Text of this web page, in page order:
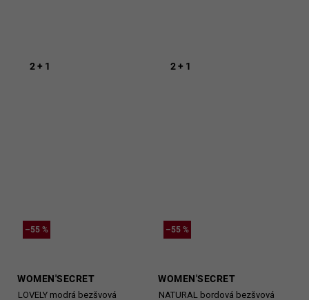
2 + 1
–55 %
WOMEN'SECRET
LOVELY modrá bezšvová
2 + 1
–55 %
WOMEN'SECRET
NATURAL bordová bezšvová